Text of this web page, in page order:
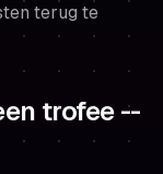
terug te
trofee --